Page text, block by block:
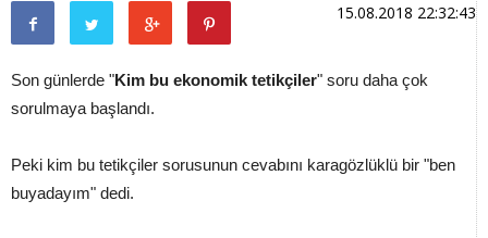
15.08.2018 22:32:43
Son günlerde "Kim bu ekonomik tetikçiler" soru daha çok
sorulmaya başlandı.
Peki kim bu tetikçiler sorusunun cevabını karagözlüklü bir "ben
buyadayım" dedi.